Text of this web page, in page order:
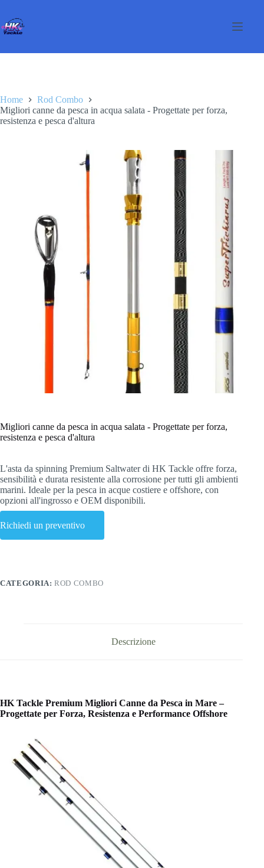
contenuto
Home
Rod Combo
Migliori canne da pesca in acqua salata - Progettate per forza,
resistenza e pesca d'altura
Migliori canne da pesca in acqua salata - Progettate per forza,
resistenza e pesca d'altura
L'asta da spinning Premium Saltwater di HK Tackle offre forza,
sensibilità e durata resistente alla corrosione per tutti gli ambienti
marini. Ideale per la pesca in acque costiere e offshore, con
opzioni all'ingrosso e OEM disponibili.
Richiedi un preventivo
CATEGORIA:ROD COMBO
Descrizione
HK Tackle Premium Migliori Canne da Pesca in Mare –
Progettate per Forza, Resistenza e Performance Offshore